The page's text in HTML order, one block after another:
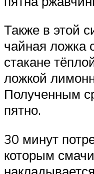
Также в этой
чайная ложка
стакане
ложкой
Полученным
пятно.
30 минут
которым